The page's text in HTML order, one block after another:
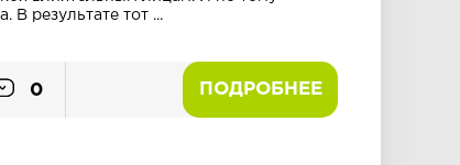
В результате тот ...
ПОДРОБНЕЕ
0